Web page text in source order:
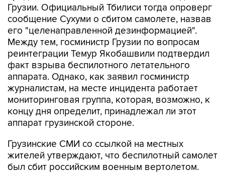
Грузии. Официальный Тбилиси тогда опроверг
сообщение Сухуми о сбитом самолете, назвав
его "целенаправленной дезинформацией".
Между тем, госминистр Грузии по вопросам
реинтеграции Темур Якобашвили подтвердил
факт взрыва беспилотного летательного
аппарата. Однако, как заявил госминистр
журналистам, на месте инцидента работает
мониторинговая группа, которая, возможно, к
концу дня определит, принадлежал ли этот
аппарат грузинской стороне.
Грузинские СМИ со ссылкой на местных
жителей утверждают, что беспилотный самолет
был сбит российским военным вертолетом.